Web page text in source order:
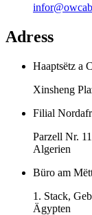
Adress
Haaptsëtz a
Xinsheng
Filial
Parzell Nr.
Algerien
Büro am
1. Stack,
Ägypten